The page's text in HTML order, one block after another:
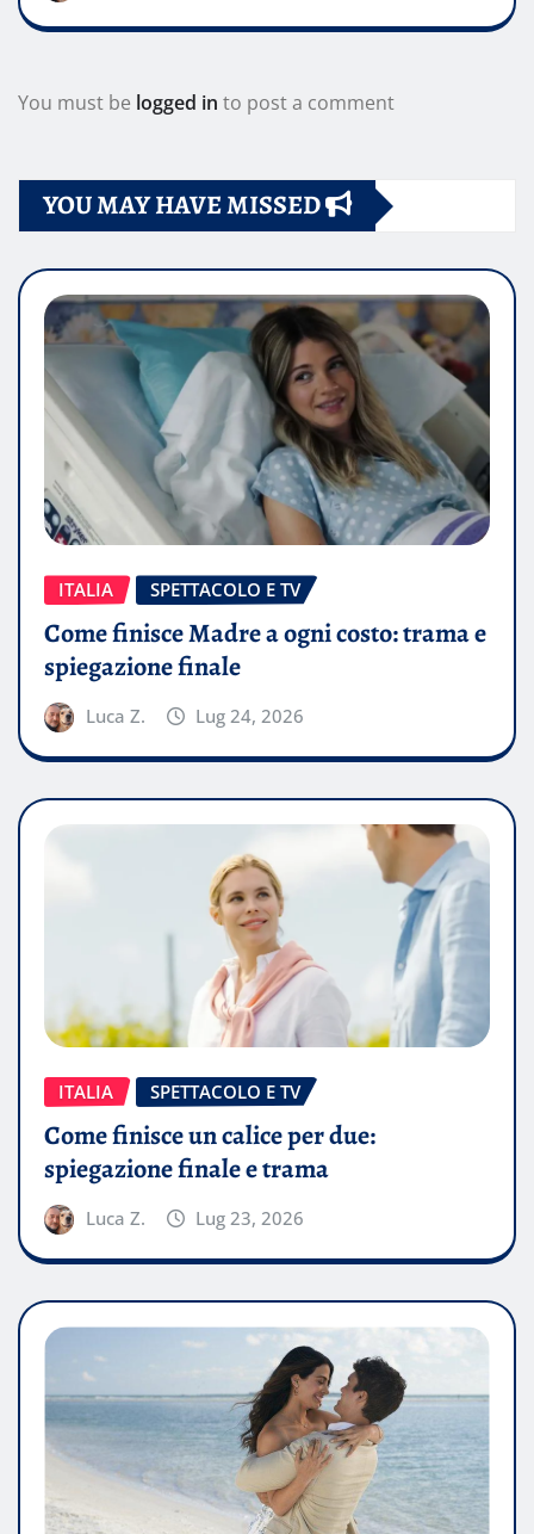
You must be logged in to post a comment
YOU MAY HAVE MISSED
ITALIA SPETTACOLO E TV
Come finisce Madre a ogni costo: trama e
spiegazione finale
Luca Z. Lug 24, 2026
ITALIA SPETTACOLO E TV
Come finisce un calice per due:
spiegazione finale e trama
Luca Z. Lug 23, 2026